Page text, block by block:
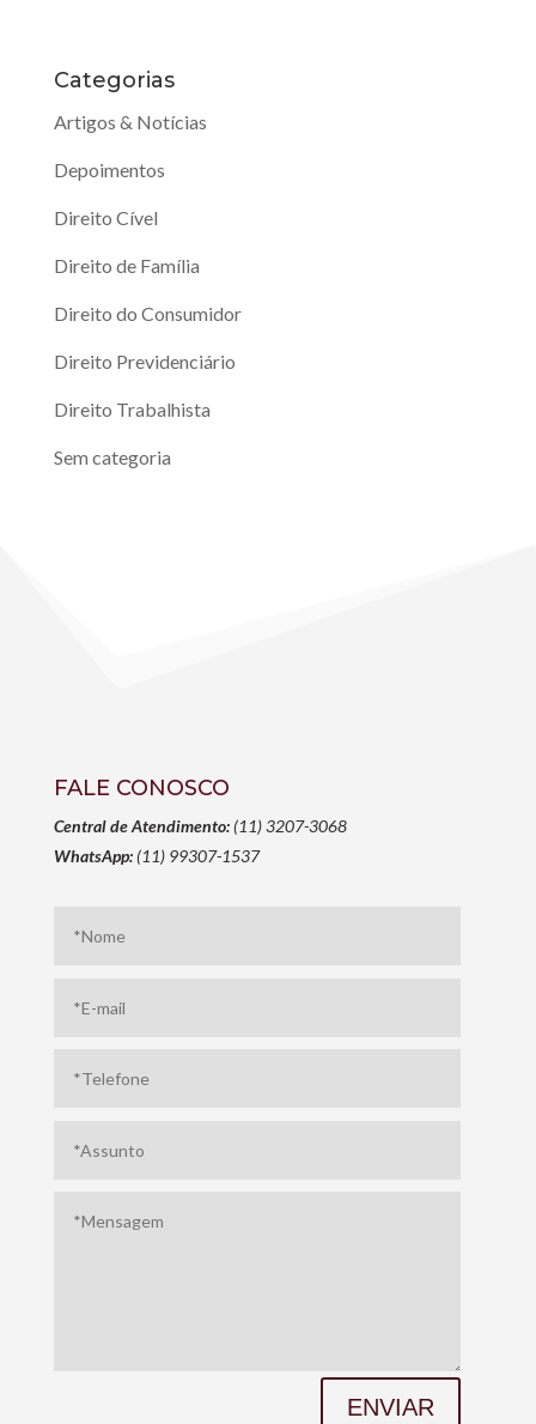
Categorias
Artigos & Notícias
Depoimentos
Direito Cível
Direito de Família
Direito do Consumidor
Direito Previdenciário
Direito Trabalhista
Sem categoria
FALE CONOSCO
Central de Atendimento:(11) 3207-3068
WhatsApp:(11) 99307-1537
ENVIAR